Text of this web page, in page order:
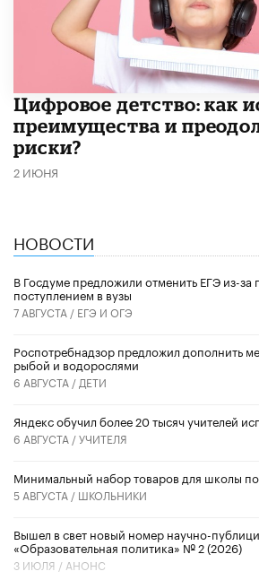
​Цифровое детство: как
преимущества и
риски?
2 ИЮНЯ
НОВОСТИ
В Госдуме предложили отменить ЕГЭ из-за
поступлением в вузы
7 АВГУСТА / ЕГЭ И ОГЭ
Роспотребнадзор предложил дополнить
рыбой и водорослями
6 АВГУСТА / ДЕТИ
​Яндекс обучил более 20 тысяч учителей
6 АВГУСТА /УЧИТЕЛЯ
Минимальный набор товаров для школы
5 АВГУСТА / ШКОЛЬНИКИ
Вышел в свет новый номер научно-
«Образовательная политика» № 2 (2026)
3 ИЮЛЯ / АНОНС